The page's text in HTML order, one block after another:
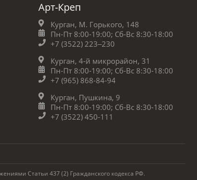
Арт-Креп
Курган, М. Горького, 148
Пн-Пт 8:00-19:00; Сб-Вс 8:30-18:00
+7 (3522) 223‒230
Курган, 4-й микрорайон, 31
Пн-Пт 8:00-19:00; Сб-Вс 8:30-18:00
+7 (965) 868-84-94
Курган, Пушкина, 9
Пн-Пт 8:00-19:00; Сб-Вс 8:30-18:00
+7 (3522) 450-111
Статьи 437 (2) Гражданского кодекса РФ.